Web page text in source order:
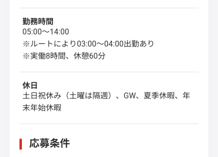
勤務時間
05:00〜14:00
※ルートにより03:00〜04:00出勤あり
※実働8時間、休憩60分
休日
土日祝休み（土曜は隔週）、GW、夏季休暇、年
末年始休暇
応募条件